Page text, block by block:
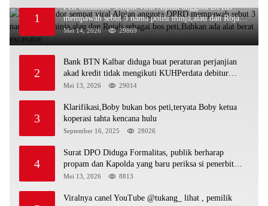
1
Peti dimandor sempat viral Alpian anggota DPRD
mempawah sebut 3 nama polisi minja,alau dan Rojali
sebagai bos peti,Bahkan ada alat berat excavator
Mei 14, 2026 29869
2
Bank BTN Kalbar diduga buat peraturan perjanjian
akad kredit tidak mengikuti KUHPerdata debitur
awam di bentur dengan aturan diduga tanpa dasar
Mei 13, 2026 29014
3
Klarifikasi,Boby bukan bos peti,teryata Boby ketua
koperasi tahta kencana hulu
September 16, 2025 28026
4
Surat DPO Diduga Formalitas, publik berharap
propam dan Kapolda yang baru periksa si penerbit
surat serta Aph diduga lepaskan DPO
Mei 13, 2026 8813
Viralnya canel YouTube @tukang_ lihat , pemilik